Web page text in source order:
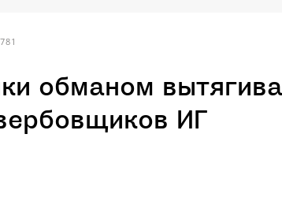
обманом
ИГ